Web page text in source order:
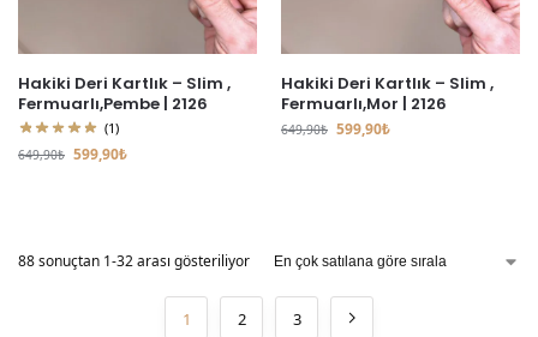
Hakiki Deri Kartlık – Slim ,
Fermuarlı,Pembe | 2126
(1)
649,90₺ 599,90₺
Hakiki Deri Kartlık – Slim ,
Fermuarlı,Mor | 2126
649,90₺ 599,90₺
88 sonuçtan 1-32 arası gösteriliyor
1 2 3